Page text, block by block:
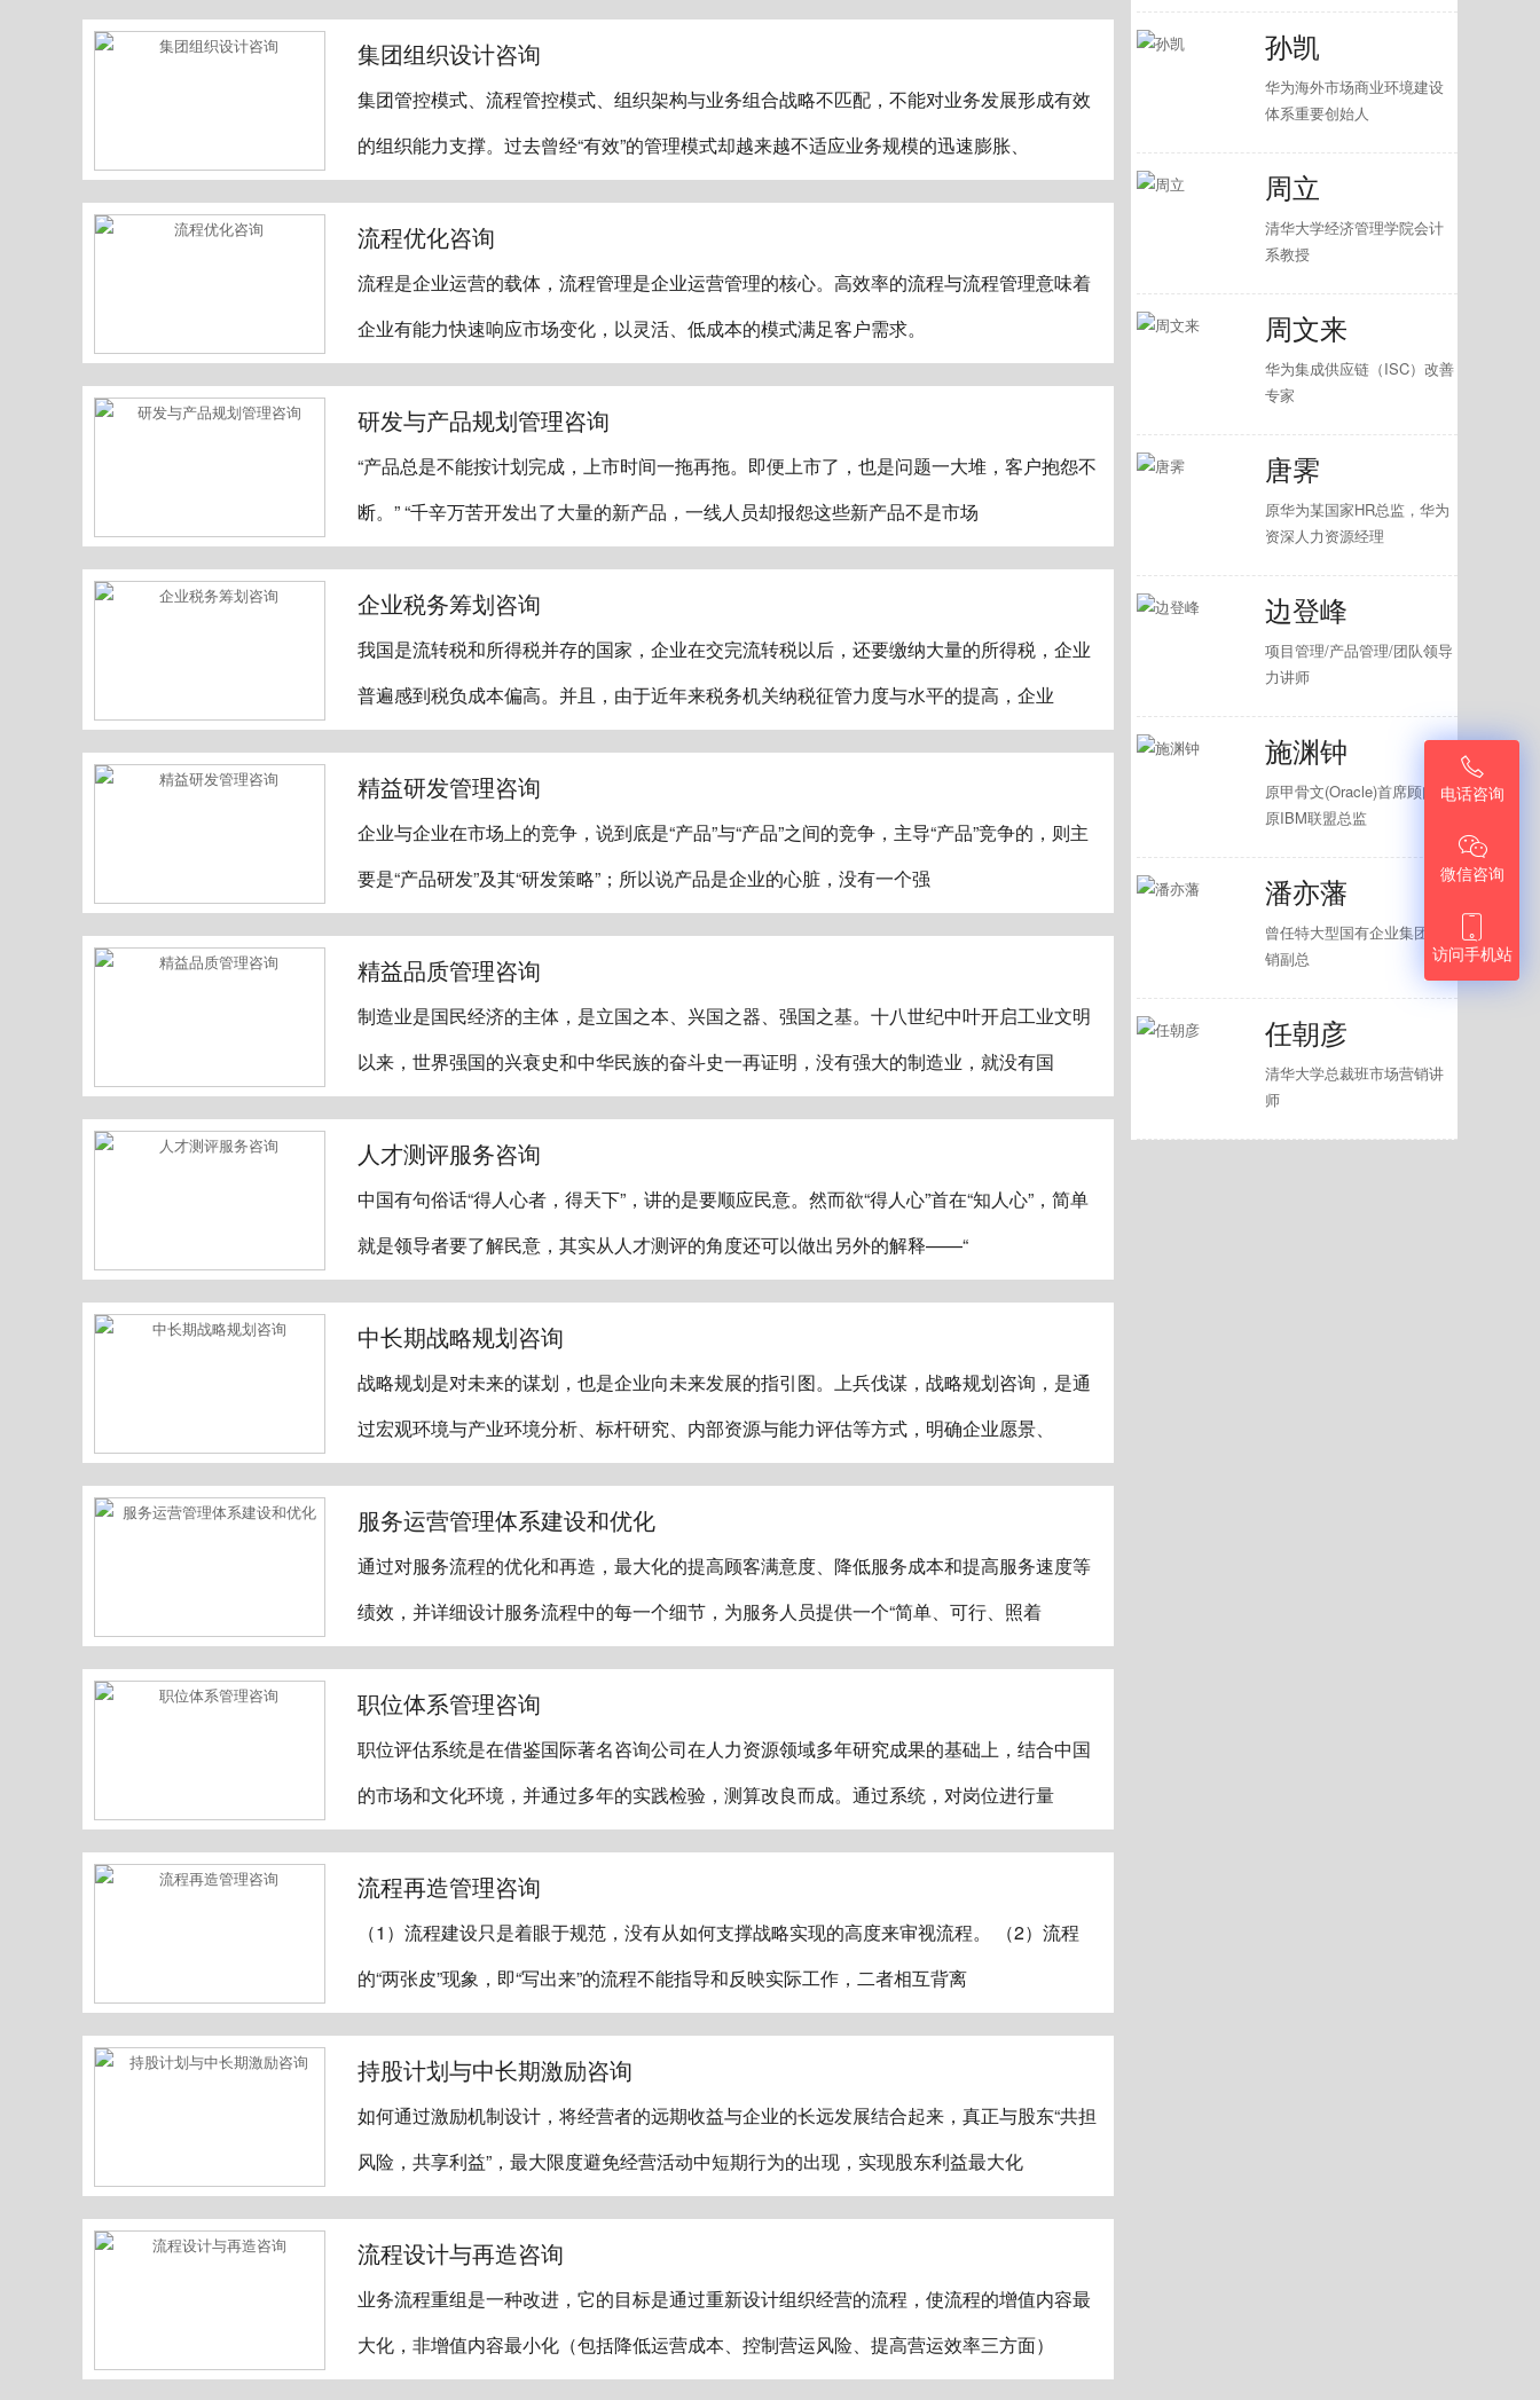
集团组织设计咨询
集团管控模式、流程管控模式、组织架构与业务组合战略不匹配，不能对业务发展形成有效
的组织能力支撑。过去曾经“有效”的管理模式却越来越不适应业务规模的迅速膨胀、
流程优化咨询
流程是企业运营的载体，流程管理是企业运营管理的核心。高效率的流程与流程管理意味着
企业有能力快速响应市场变化，以灵活、低成本的模式满足客户需求。
研发与产品规划管理咨询
“产品总是不能按计划完成，上市时间一拖再拖。即便上市了，也是问题一大堆，客户抱怨不
断。” “千辛万苦开发出了大量的新产品，一线人员却报怨这些新产品不是市场
企业税务筹划咨询
我国是流转税和所得税并存的国家，企业在交完流转税以后，还要缴纳大量的所得税，企业
普遍感到税负成本偏高。并且，由于近年来税务机关纳税征管力度与水平的提高，企业
精益研发管理咨询
企业与企业在市场上的竞争，说到底是“产品”与“产品”之间的竞争，主导“产品”竞争的，则主
要是“产品研发”及其“研发策略”；所以说产品是企业的心脏，没有一个强
精益品质管理咨询
制造业是国民经济的主体，是立国之本、兴国之器、强国之基。十八世纪中叶开启工业文明
以来，世界强国的兴衰史和中华民族的奋斗史一再证明，没有强大的制造业，就没有国
人才测评服务咨询
中国有句俗话“得人心者，得天下”，讲的是要顺应民意。然而欲“得人心”首在“知人心”，简单
就是领导者要了解民意，其实从人才测评的角度还可以做出另外的解释——“
中长期战略规划咨询
战略规划是对未来的谋划，也是企业向未来发展的指引图。上兵伐谋，战略规划咨询，是通
过宏观环境与产业环境分析、标杆研究、内部资源与能力评估等方式，明确企业愿景、
服务运营管理体系建设和优化
通过对服务流程的优化和再造，最大化的提高顾客满意度、降低服务成本和提高服务速度等
绩效，并详细设计服务流程中的每一个细节，为服务人员提供一个“简单、可行、照着
职位体系管理咨询
职位评估系统是在借鉴国际著名咨询公司在人力资源领域多年研究成果的基础上，结合中国
的市场和文化环境，并通过多年的实践检验，测算改良而成。通过系统，对岗位进行量
流程再造管理咨询
（1）流程建设只是着眼于规范，没有从如何支撑战略实现的高度来审视流程。 （2）流程
的“两张皮”现象，即“写出来”的流程不能指导和反映实际工作，二者相互背离
持股计划与中长期激励咨询
如何通过激励机制设计，将经营者的远期收益与企业的长远发展结合起来，真正与股东“共担
风险，共享利益”，最大限度避免经营活动中短期行为的出现，实现股东利益最大化
流程设计与再造咨询
业务流程重组是一种改进，它的目标是通过重新设计组织经营的流程，使流程的增值内容最
大化，非增值内容最小化（包括降低运营成本、控制营运风险、提高营运效率三方面）
孙凯
华为海外市场商业环境建设
体系重要创始人
周立
清华大学经济管理学院会计
系教授
周文来
华为集成供应链（ISC）改善
专家
唐霁
原华为某国家HR总监，华为
资深人力资源经理
边登峰
项目管理/产品管理/团队领导
力讲师
施渊钟
原甲骨文(Oracle)首席顾问、
原IBM联盟总监
潘亦藩
曾任特大型国有企业集团营
销副总
任朝彦
清华大学总裁班市场营销讲
师

电话咨询

微信咨询

访问手机站